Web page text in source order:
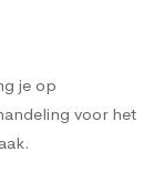
je op
voor het